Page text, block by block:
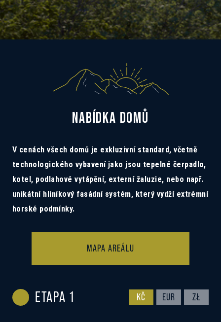
NABÍDKA DOMŮ
V cenách všech domů je exkluzivní standard, včetně
technologického vybavení jako jsou tepelné čerpadlo,
kotel, podlahové vytápění, externí žaluzie, nebo např.
unikátní hliníkový fasádní systém, který vydží extrémní
horské podmínky.
MAPA AREÁLU
ETAPA 1 KČ EUR ZŁ